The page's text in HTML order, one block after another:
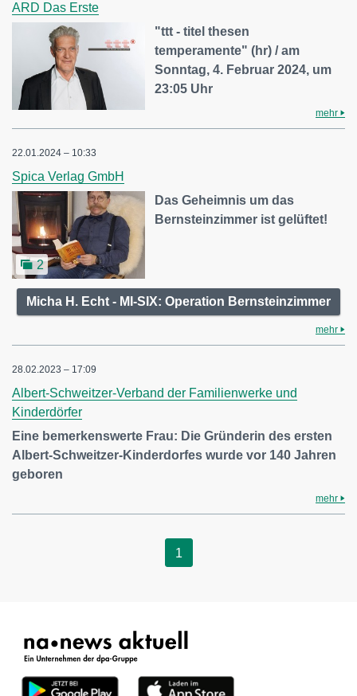
ARD Das Erste
"ttt - titel thesen
temperamente" (hr) / am
Sonntag, 4. Februar 2024, um
23:05 Uhr
mehr
22.01.2024 – 10:33
Spica Verlag GmbH
2
Das Geheimnis um das
Bernsteinzimmer ist gelüftet!
Micha H. Echt - MI-SIX: Operation Bernsteinzimmer
mehr
28.02.2023 – 17:09
Albert-Schweitzer-Verband der Familienwerke und
Kinderdörfer
Eine bemerkenswerte Frau: Die Gründerin des ersten
Albert-Schweitzer-Kinderdorfes wurde vor 140 Jahren
geboren
mehr
1